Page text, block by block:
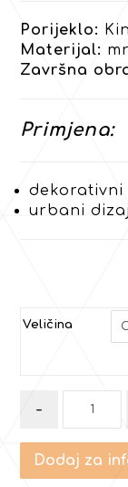
Porijeklo:
Materijal:
Završna
Primjena:
dekorativni
urbani
Veličina
-
Dodaj za